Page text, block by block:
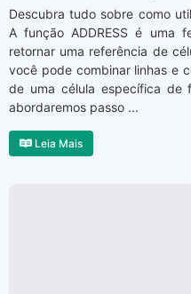
Descubra tudo sobre como
A função ADDRESS é uma
retornar uma referência de
você pode combinar linhas e
de uma célula específica de
abordaremos passo ...
Leia Mais